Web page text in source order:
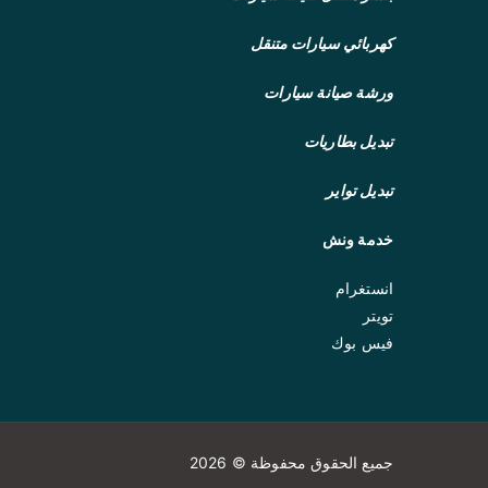
كهربائي سيارات متنقل
ورشة صيانة سيارات
تبديل بطاريات
تبديل تواير
خدمة ونش
انستغرام
تويتر
فيس بوك
جميع الحقوق محفوظة © 2026